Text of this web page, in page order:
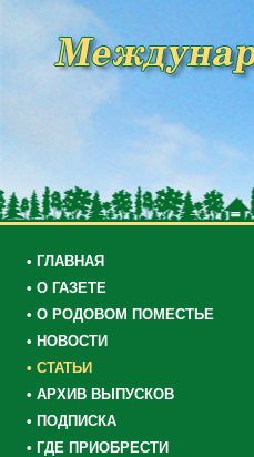
• ГЛАВНАЯ
• О ГАЗЕТЕ
• О РОДОВОМ ПОМЕСТЬЕ
• НОВОСТИ
• СТАТЬИ
• АРХИВ ВЫПУСКОВ
• ПОДПИСКА
• ГДЕ ПРИОБРЕСТИ